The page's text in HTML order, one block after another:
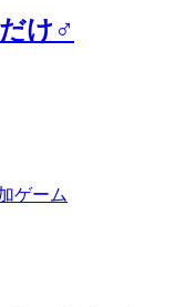
け♂
ゲーム